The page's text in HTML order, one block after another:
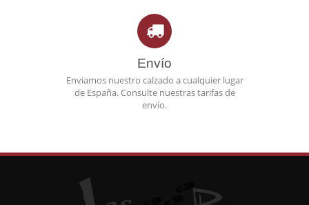
Envío
Enviamos nuestro calzado a cualquier lugar
de España. Consulte nuestras tarifas de
envío.